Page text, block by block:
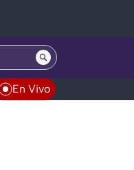
En Vivo